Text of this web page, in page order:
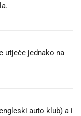
utječe jednako na
auto klub) a i